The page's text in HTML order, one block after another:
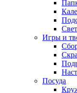
Игры и
Посуда